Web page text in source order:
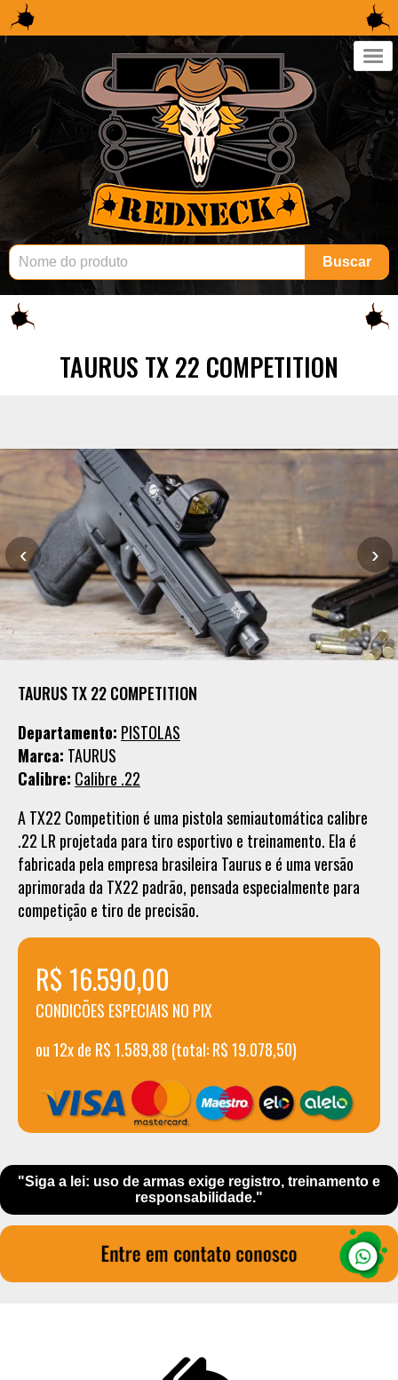
×
Buscar
TAURUS TX 22 COMPETITION
‹ ›
TAURUS TX 22 COMPETITION
Departamento: PISTOLAS
Marca: TAURUS
Calibre: Calibre .22
A TX22 Competition é uma pistola semiautomática calibre
.22 LR projetada para tiro esportivo e treinamento. Ela é
fabricada pela empresa brasileira Taurus e é uma versão
aprimorada da TX22 padrão, pensada especialmente para
competição e tiro de precisão. 🎯
R$ 16.590,00
CONDICÕES ESPECIAIS NO PIX
ou 12x de R$ 1.589,88 (total: R$ 19.078,50)
"Siga a lei: uso de armas exige registro, treinamento e
responsabilidade."